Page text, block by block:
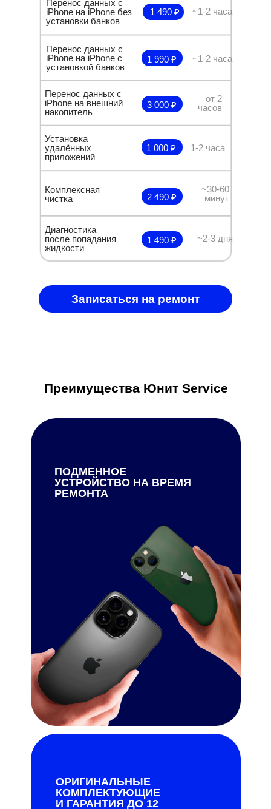
~1-2 часа
~1-2 часа
Перенос данных с
iPhone на внешний
накопитель
Перенос данных с
iPhone на iPhone с
установкой банков
Перенос данных с
iPhone на iPhone без
установки банков
1 490 ₽
2 490 ₽
1 000 ₽
3 000 ₽
1 490 ₽
1 990 ₽
от 2
часов
Диагностика
после попадания
жидкости
~2-3 дня
Комплексная
чистка
~30-60
минут
Установка
удалённых
приложений
1-2 часа
Записаться на ремонт
Преимущества Юнит Service
ОРИГИНАЛЬНЫЕ
КОМПЛЕКТУЮЩИЕ
И ГАРАНТИЯ ДО 12
ПОДМЕННОЕ
УСТРОЙСТВО НА ВРЕМЯ
РЕМОНТА